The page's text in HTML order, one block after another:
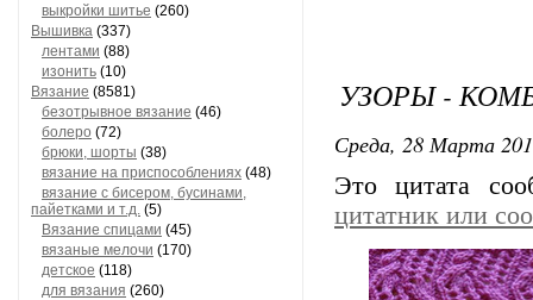
выкройки шитье (260)
Вышивка (337)
лентами (88)
изонить (10)
Вязание (8581)
безотрывное вязание (46)
болеро (72)
брюки, шорты (38)
вязание на приспособлениях (48)
вязание с бисером, бусинами,
пайетками и т.д. (5)
Вязание спицами (45)
вязаные мелочи (170)
детское (118)
для вязания (260)
УЗОРЫ -
Среда, 28 Марта
Это цитата
цитатник или